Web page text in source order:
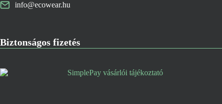
info@ecowear.hu
Biztonságos fizetés